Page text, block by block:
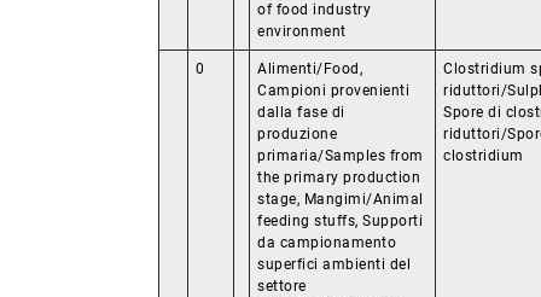
of food industry
environment
0
Alimenti/Food,
Campioni provenienti
dalla fase di
produzione
primaria/Samples from
the primary production
stage, Mangimi/Animal
feeding stuffs, Supporti
da campionamento
superfici ambienti del
settore
Clostridium
riduttori/
Spore di
riduttori/
clostridium